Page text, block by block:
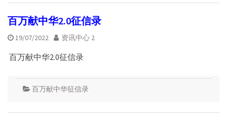
百万献中华2.0征信录
19/07/2022 资讯中心 2
百万献中华2.0征信录
百万献中华征信录